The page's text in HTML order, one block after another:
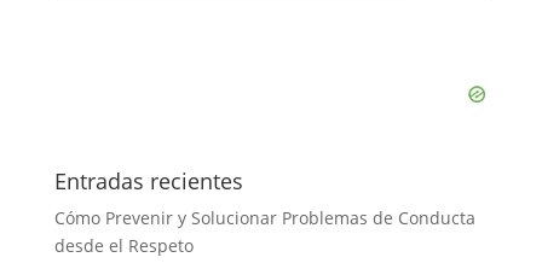
Entradas recientes
Cómo Prevenir y Solucionar Problemas de Conducta
desde el Respeto